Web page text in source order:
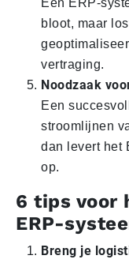
Een ERP-
bloot, maar
vertraging.
Noodzaak
Een
stroomlijnen
dan levert het
op.
6 tips voor
ERP-
Breng je